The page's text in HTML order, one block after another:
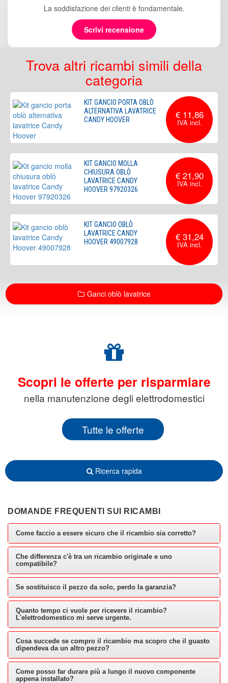
La soddisfazione dei clienti è fondamentale.
Scrivi recensione
Trova altri ricambi simili della
categoria
KIT GANCIO PORTA OBLÒ
ALTERNATIVA LAVATRICE
CANDY HOOVER
€ 11,86
KIT GANCIO MOLLA
CHIUSURA OBLÒ
LAVATRICE CANDY
HOOVER 97920326
€ 21,90
KIT GANCIO OBLÒ
LAVATRICE CANDY
HOOVER 49007928
€ 31,24
Ganci oblò lavatrice
Scopri le offerte per risparmiare
nella manutenzione degli elettrodomestici
Tutte le offerte
Ricerca rapida
DOMANDE FREQUENTI SUI RICAMBI
Come faccio a essere sicuro che il ricambio sia corretto?
Che differenza c'è tra un ricambio originale e uno
compatibile?
Se sostituisco il pezzo da solo, perdo la garanzia?
Quanto tempo ci vuole per ricevere il ricambio?
L'elettrodomestico mi serve urgente.
Cosa succede se compro il ricambio ma scopro che il guasto
dipendeva da un altro pezzo?
Come posso far durare più a lungo il nuovo componente
appena installato?